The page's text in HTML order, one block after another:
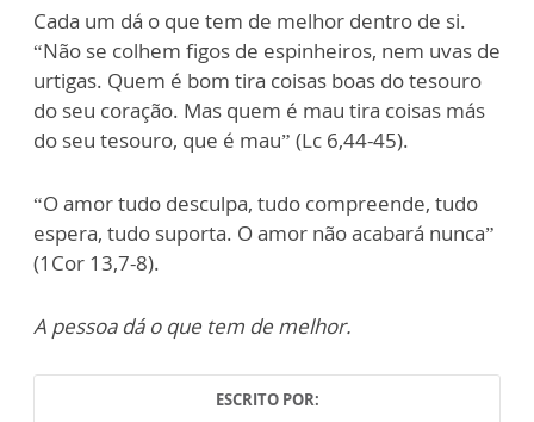
Cada um dá o que tem de melhor dentro de si.
“Não se colhem figos de espinheiros, nem uvas de
urtigas. Quem é bom tira coisas boas do tesouro
do seu coração. Mas quem é mau tira coisas más
do seu tesouro, que é mau” (Lc 6,44-45).
“O amor tudo desculpa, tudo compreende, tudo
espera, tudo suporta. O amor não acabará nunca”
(1Cor 13,7-8).
A pessoa dá o que tem de melhor.
ESCRITO POR: